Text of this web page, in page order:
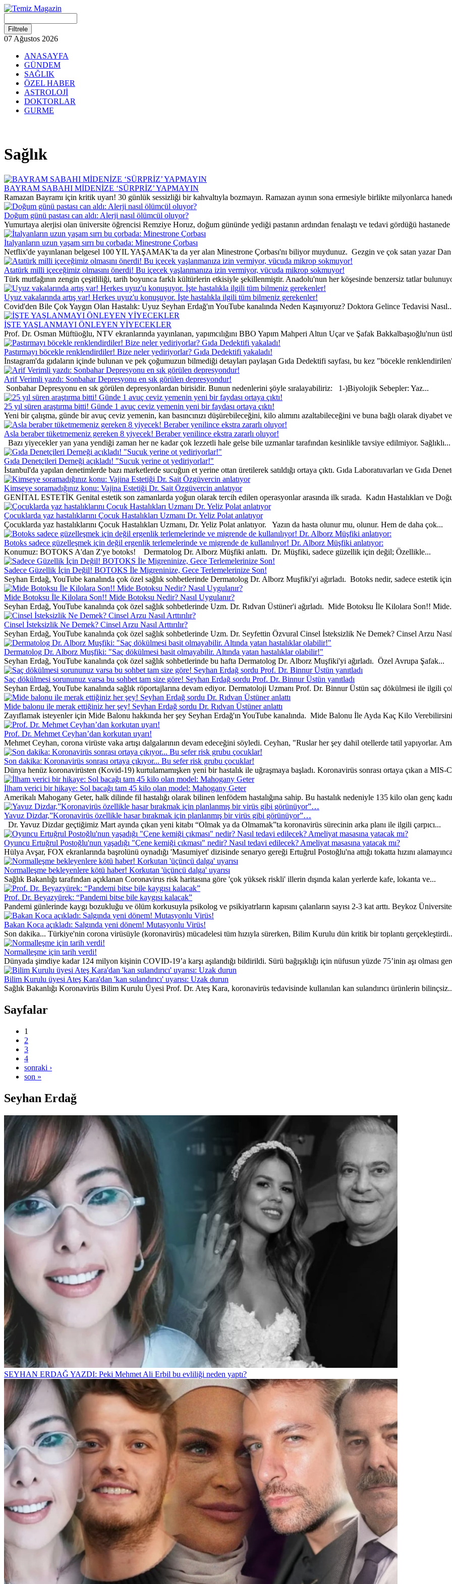
07 Ağustos 2026
ANASAYFA
GÜNDEM
SAĞLIK
ÖZEL HABER
ASTROLOJİ
DOKTORLAR
GURME
27 yıllık
Sağlık
BAYRAM SABAHI MİDENİZE ‘SÜRPRİZ’ YAPMAYIN
Ramazan Bayramı için kritik uyarı! 30 günlük sessizliği bir kahvaltıyla bozmayın. Ramazan ayının sona ermesiyle birlikte milyonlarca
Doğum günü pastası can aldı: Alerji nasıl ölümcül oluyor?
Yumurtaya alerjisi olan üniversite öğrencisi Remziye Horuz, doğum gününde yediği pastanın ardından fenalaştı ve tedavi gördüğü hastanede
İtalyanların uzun yaşam sırrı bu çorbada: Minestrone Çorbası
Netflix'de yayınlanan belgesel 100 YIL YAŞAMAK'ta da yer alan Minestrone Çorbası'nı biliyor muydunuz. Gezgin ve çok satan yazar Dan
Atatürk milli içeceğimiz olmasını önerdi! Bu içecek yaşlanmanıza izin vermiyor, vücuda mikrop sokmuyor!
Türk mutfağının zengin çeşitliliği, tarih boyunca farklı kültürlerin etkisiyle şekillenmiştir. Anadolu'nun her köşesinde benzersiz tatlar
Uyuz vakalarında artış var! Herkes uyuz'u konuşuyor. İşte hastalıkla ilgili tüm bilmeniz gerekenler!
Covid'den Bile Çok Yaygın Olan Hastalık: Uyuz Seyhan Erdağ'ın YouTube kanalında Neden Kaşınıyoruz? Doktora Gelince Tedavisi
İŞTE YAŞLANMAYI ÖNLEYEN YİYECEKLER
Prof. Dr. Osman Müftüoğlu, NTV ekranlarında yayınlanan, yapımcılığını BBO Yapım Mahperi Altun Uçar ve Şafak Bakkalbaşıoğlu'nun
Pastırmayı böcekle renklendirdiler! Bize neler yediriyorlar? Gıda Dedektifi yakaladı!
İnstagram'da gıdaların içinde bulunan ve pek çoğumuzun bilmediği detayları paylaşan Gıda Dedektifi sayfası, bu kez "böcekle
Arif Verimli yazdı: Sonbahar Depresyonu en sık görülen depresyondur!
Sonbahar Depresyonu en sık görülen depresyonlardan birisidir. Bunun nedenlerini şöyle sıralayabiliriz: 1-)Biyolojik Sebepler: Yaz...
25 yıl süren araştırma bitti! Günde 1 avuç ceviz yemenin yeni bir faydası ortaya çıktı!
Yeni bir çalışma, günde bir avuç ceviz yemenin, kan basıncınızı düşürebileceğini, kilo alımını azaltabileceğini ve buna bağlı olarak diyabet
Asla beraber tüketmemeniz gereken 8 yiyecek! Beraber yenilince ekstra zararlı oluyor!
Bazı yiyecekler yan yana yendiği zaman her ne kadar çok lezzetli hale gelse bile uzmanlar tarafından kesinlikle tavsiye edilmiyor. Sağlıklı...
Gıda Denetçileri Derneği açıkladı! "Sucuk yerine ot yediriyorlar!"
İstanbul'da yapılan denetimlerde bazı marketlerde sucuğun et yerine ottan üretilerek satıldığı ortaya çıktı. Gıda Laboratuvarları ve Gıda
Kimseye soramadığınız konu: Vajina Estetiği Dr. Sait Özgüvercin anlatıyor
GENİTAL ESTETİK Genital estetik son zamanlarda yoğun olarak tercih edilen operasyonlar arasında ilk sırada. Kadın Hastalıkları ve
Çocuklarda yaz hastalıklarını Çocuk Hastalıkları Uzmanı Dr. Yeliz Polat anlatıyor
Çocuklarda yaz hastalıklarını Çocuk Hastalıkları Uzmanı, Dr. Yeliz Polat anlatıyor. Yazın da hasta olunur mu, olunur. Hem de daha çok...
Botoks sadece güzelleşmek için değil ergenlik terlemelerinde ve migrende de kullanılıyor! Dr. Alborz Müşfiki anlatıyor:
Konumuz: BOTOKS A'dan Z'ye botoks! Dermatolog Dr. Alborz Müşfiki anlattı. Dr. Müşfiki, sadece güzellik için değil; Özellikle...
Sadece Güzellik İçin Değil! BOTOKS İle Migreninize, Gece Terlemelerinize Son!
Seyhan Erdağ, YouTube kanalında çok özel sağlık sohbetlerinde Dermatolog Dr. Alborz Muşfiki'yi ağırladı. Botoks nedir, sadece estetik
Mide Botoksu İle Kilolara Son!! Mide Botoksu Nedir? Nasıl Uygulanır?
Seyhan Erdağ, YouTube kanalında çok özel sağlık sohbetlerinde Uzm. Dr. Rıdvan Üstüner'i ağırladı. Mide Botoksu İle Kilolara Son!!
Cinsel İsteksizlik Ne Demek? Cinsel Arzu Nasıl Arttırılır?
Seyhan Erdağ, YouTube kanalında çok özel sağlık sohbetlerinde Uzm. Dr. Seyfettin Özvural Cinsel İsteksizlik Ne Demek? Cinsel Arzu
Dermatolog Dr. Alborz Muşfiki: "Saç dökülmesi basit olmayabilir. Altında yatan hastalıklar olabilir!"
Seyhan Erdağ, YouTube kanalında çok özel sağlık sohbetlerinde bu hafta Dermatolog Dr. Alborz Muşfiki'yi ağırladı. Özel Avrupa Şafak...
Saç dökülmesi sorununuz varsa bu sohbet tam size göre! Seyhan Erdağ sordu Prof. Dr. Binnur Üstün yanıtladı
Seyhan Erdağ, YouTube kanalında sağlık röportajlarına devam ediyor. Dermatoloji Uzmanı Prof. Dr. Binnur Üstün saç dökülmesi ile ilgili
Mide balonu ile merak ettiğiniz her şey! Seyhan Erdağ sordu Dr. Rıdvan Üstüner anlattı
Zayıflamak isteyenler için Mide Balonu hakkında her şey Seyhan Erdağ'ın YouTube kanalında. Mide Balonu İle Ayda Kaç Kilo
Prof. Dr. Mehmet Ceyhan’dan korkutan uyarı!
Mehmet Ceyhan, corona virüste vaka artışı dalgalarının devam edeceğini söyledi. Ceyhan, "Ruslar her şey dahil otellerde tatil yapıyorlar.
Son dakika: Koronavirüs sonrası ortaya çıkıyor... Bu sefer risk grubu çocuklar!
Dünya henüz koronavirüsten (Kovid-19) kurtulamamışken yeni bir hastalık ile uğraşmaya başladı. Koronavirüs sonrası ortaya çıkan a MIS-C
İlham verici bir hikaye: Sol bacağı tam 45 kilo olan model: Mahogany Geter
Amerikalı Mahogany Geter, halk dilinde fil hastalığı olarak bilinen lenfödem hastalığına sahip. Bu hastalık nedeniyle 135 kilo olan genç
Yavuz Dizdar,”Koronavirüs özellikle hasar bırakmak için planlanmış bir virüs gibi görünüyor”…
Dr. Yavuz Dizdar geçtiğimiz Mart ayında çıkan yeni kitabı “Olmak ya da Olmamak”ta koronavirüs sürecinin arka planı ile ilgili çarpıcı...
Oyuncu Ertuğrul Postoğlu'nun yaşadığı "Çene kemiği çıkması" nedir? Nasıl tedavi edilecek? Ameliyat masasına yatacak mı?
Hülya Avşar, FOX ekranlarında başrolünü oynadığı 'Masumiyet' dizisinde senaryo gereği Ertuğrul Postoğlu'na attığı tokatta hızını
Normalleşme bekleyenlere kötü haber! Korkutan 'üçüncü dalga' uyarısı
Sağlık Bakanlığı tarafından açıklanan Coronavirus risk haritasına göre 'çok yüksek riskli' illerin dışında kalan yerlerde kafe, lokanta ve...
Prof. Dr. Beyazyürek: “Pandemi bitse bile kaygısı kalacak”
Pandemi günlerinde kaygı bozukluğu ve ölüm korkusuyla psikolog ve psikiyatrların kapısını çalanların sayısı 2-3 kat arttı. Beykoz
Bakan Koca açıkladı: Salgında yeni dönem! Mutasyonlu Virüs!
Son dakika... Türkiye'nin corona virüsüyle (koronavirüs) mücadelesi tüm hızıyla sürerken, Bilim Kurulu dün kritik bir toplantı
Normalleşme için tarih verdi!
Dünyada şimdiye kadar 124 milyon kişinin COVID-19’a karşı aşılandığı bildirildi. Sürü bağışıklığı için nüfusun yüzde 75’inin aşı olması
Bilim Kurulu üyesi Ateş Kara'dan 'kan sulandırıcı' uyarısı: Uzak durun
Sağlık Bakanlığı Koronavirüs Bilim Kurulu Üyesi Prof. Dr. Ateş Kara, koronavirüs tedavisinde kullanılan kan sulandırıcı ürünlerin
Sayfalar
1
2
3
4
sonraki ›
son »
Seyhan Erdağ
SEYHAN ERDAĞ YAZDI: Peki Mehmet Ali Erbil bu evliliği neden yaptı?